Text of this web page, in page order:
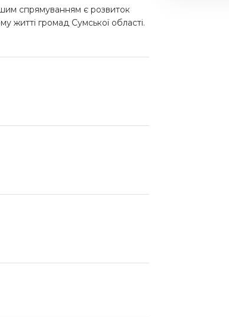
спрямуванням є розвиток
житті громад Сумської області.